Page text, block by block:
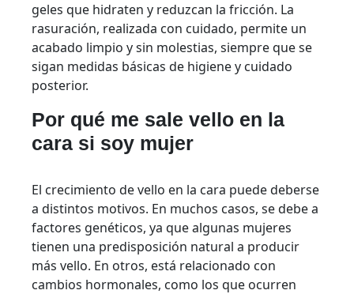
geles que hidraten y reduzcan la fricción. La
rasuración, realizada con cuidado, permite un
acabado limpio y sin molestias, siempre que se
sigan medidas básicas de higiene y cuidado
posterior.
Por qué me sale vello en la
cara si soy mujer
El crecimiento de vello en la cara puede deberse
a distintos motivos. En muchos casos, se debe a
factores genéticos, ya que algunas mujeres
tienen una predisposición natural a producir
más vello. En otros, está relacionado con
cambios hormonales, como los que ocurren